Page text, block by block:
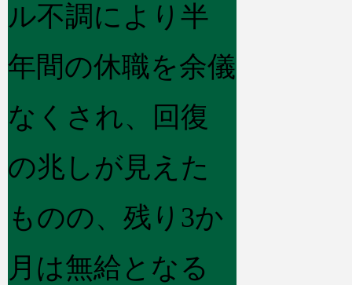
ル不調により半
年間の休職を余儀
なくされ、回復
の兆しが見えた
ものの、残り3か
月は無給となる